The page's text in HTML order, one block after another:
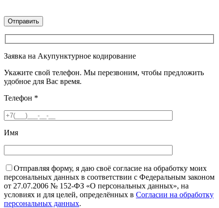
Заявка на Акупунктурное кодирование
Укажите свой телефон. Мы перезвоним, чтобы предложить
удобное для Вас время.
Телефон *
Имя
Отправляя форму, я даю своё согласие на обработку моих
персональных данных в соответствии с Федеральным законом
от 27.07.2006 № 152-ФЗ «О персональных данных», на
условиях и для целей, определённых в Согласии на обработку
персональных данных.